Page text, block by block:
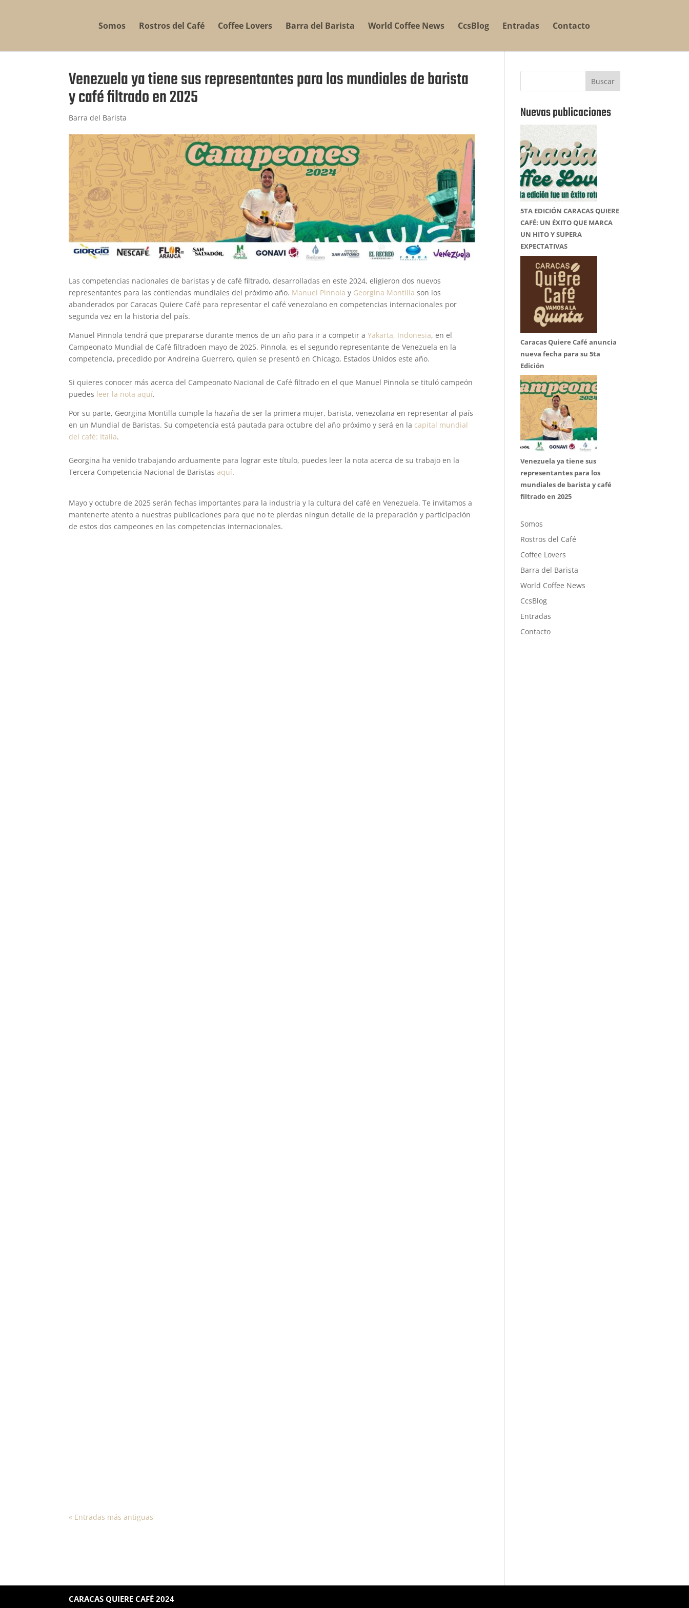
Somos Rostros del Café Coffee Lovers Barra del Barista World Coffee News CcsBlog Entradas Contacto
Venezuela ya tiene sus representantes para los mundiales de barista
y café filtrado en 2025
Barra del Barista
Las competencias nacionales de baristas y de café filtrado, desarrolladas en este 2024, eligieron dos nuevos
representantes para las contiendas mundiales del próximo año. Manuel Pinnola y Georgina Montilla son los
abanderados por Caracas Quiere Café para representar el café venezolano en competencias internacionales por
segunda vez en la historia del país.
Manuel Pinnola tendrá que prepararse durante menos de un año para ir a competir aYakarta, Indonesia, en el
Campeonato Mundial de Café filtradoen mayo de 2025. Pinnola, es el segundo representante de Venezuela en la
competencia, precedido por Andreína Guerrero, quien se presentó en Chicago, Estados Unidos este año.
Si quieres conocer más acerca del Campeonato Nacional de Café filtrado en el que Manuel Pinnola se tituló campeón
puedes leer la nota aquí.
Por su parte, Georgina Montilla cumple la hazaña de ser la primera mujer, barista, venezolana en representar al país
en un Mundial de Baristas. Su competencia está pautada para octubre del año próximo y será en la capital mundial
del café: Italia.
Georgina ha venido trabajando arduamente para lograr este título, puedes leer la nota acerca de su trabajo en la
Tercera Competencia Nacional de Baristasaquí.
Mayo y octubre de 2025 serán fechas importantes para la industria y la cultura del café en Venezuela. Te invitamos a
mantenerte atento a nuestras publicaciones para que no te pierdas ningun detalle de la preparación y participación
de estos dos campeones en las competencias internacionales.
« Entradas más antiguas
Buscar
Nuevas publicaciones
5TA EDICIÓN CARACAS QUIERE
CAFÉ: UN ÉXITO QUE MARCA
UN HITO Y SUPERA
EXPECTATIVAS
Caracas Quiere Café anuncia
nueva fecha para su 5ta
Edición
Venezuela ya tiene sus
representantes para los
mundiales de barista y café
filtrado en 2025
Somos
Rostros del Café
Coffee Lovers
Barra del Barista
World Coffee News
CcsBlog
Entradas
Contacto
CARACAS QUIERE CAFÉ 2024